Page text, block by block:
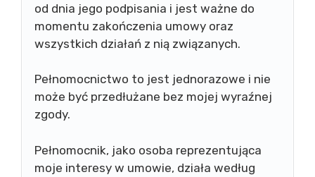
od dnia jego podpisania i jest ważne do
momentu zakończenia umowy oraz
wszystkich działań z nią związanych.
Pełnomocnictwo to jest jednorazowe i nie
może być przedłużane bez mojej wyraźnej
zgody.
Pełnomocnik, jako osoba reprezentująca
moje interesy w umowie, działa według